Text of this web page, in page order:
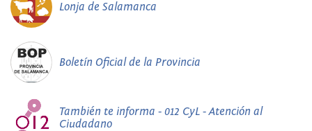
Lonja de Salamanca
Boletín Oficial de la Provincia
También te informa - 012 CyL - Atención al
Ciudadano